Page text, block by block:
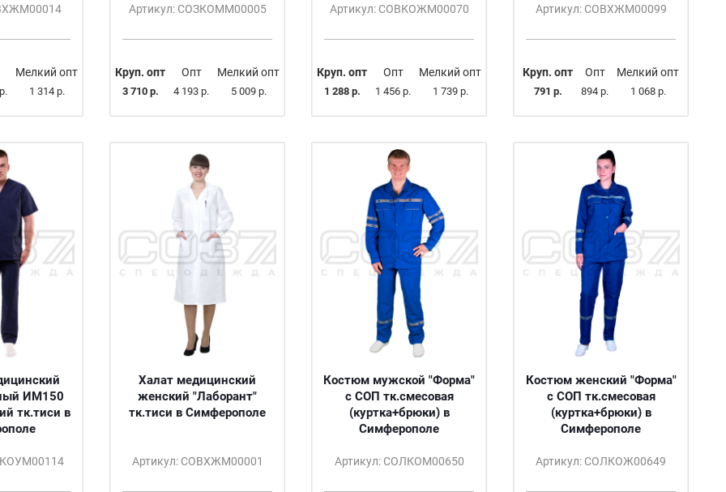
Мелкий опт
1 314 р.
Артикул: СОЗКОММ00005
Круп. опт
3 710 р.
Опт
4 193 р.
Мелкий опт
5 009 р.
Артикул: СОВКОЖМ00070
Круп. опт
1 288 р.
Опт
1 456 р.
Мелкий опт
1 739 р.
Артикул: СОВХЖМ00099
Круп. опт
791 р.
Опт
894 р.
Мелкий опт
1 068 р.
ИМ150
тк.тиси в
Халат медицинский
женский "Лаборант"
тк.тиси в Симферополе
Артикул: СОВХЖМ00001
Костюм мужской "Форма"
с СОП тк.смесовая
(куртка+брюки) в
Симферополе
Артикул: СОЛКОМ00650
Костюм женский "Форма"
с СОП тк.смесовая
(куртка+брюки) в
Симферополе
Артикул: СОЛКОЖ00649